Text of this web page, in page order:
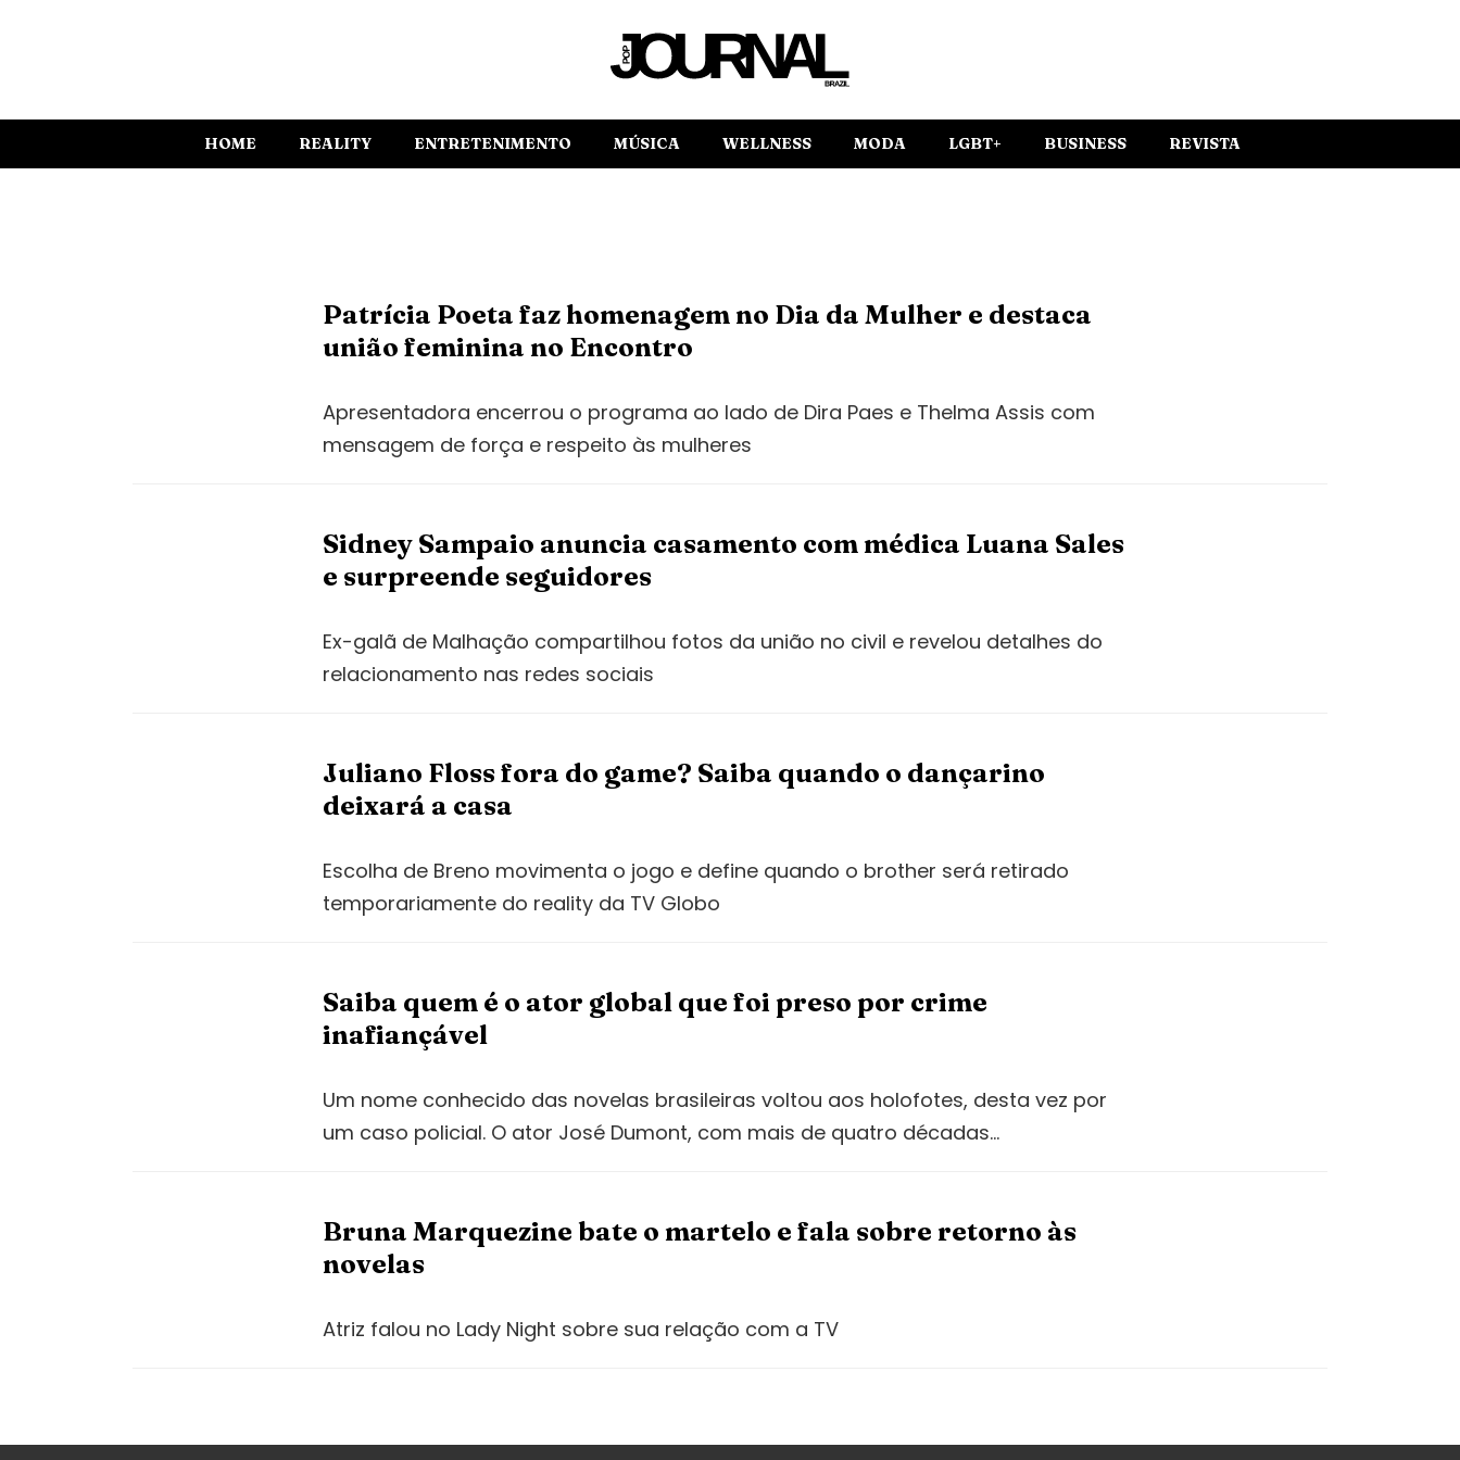
HOME REALITY ENTRETENIMENTO MÚSICA WELLNESS MODA LGBT+ BUSINESS REVISTA
Patrícia Poeta faz homenagem no Dia da Mulher e destaca
união feminina no Encontro
Apresentadora encerrou o programa ao lado de Dira Paes e Thelma Assis com
mensagem de força e respeito às mulheres
Sidney Sampaio anuncia casamento com médica Luana Sales
e surpreende seguidores
Ex-galã de Malhação compartilhou fotos da união no civil e revelou detalhes do
relacionamento nas redes sociais
Juliano Floss fora do game? Saiba quando o dançarino
deixará a casa
Escolha de Breno movimenta o jogo e define quando o brother será retirado
temporariamente do reality da TV Globo
Saiba quem é o ator global que foi preso por crime
inafiançável
Um nome conhecido das novelas brasileiras voltou aos holofotes, desta vez por
um caso policial. O ator José Dumont, com mais de quatro décadas…
Bruna Marquezine bate o martelo e fala sobre retorno às
novelas
Atriz falou no Lady Night sobre sua relação com a TV